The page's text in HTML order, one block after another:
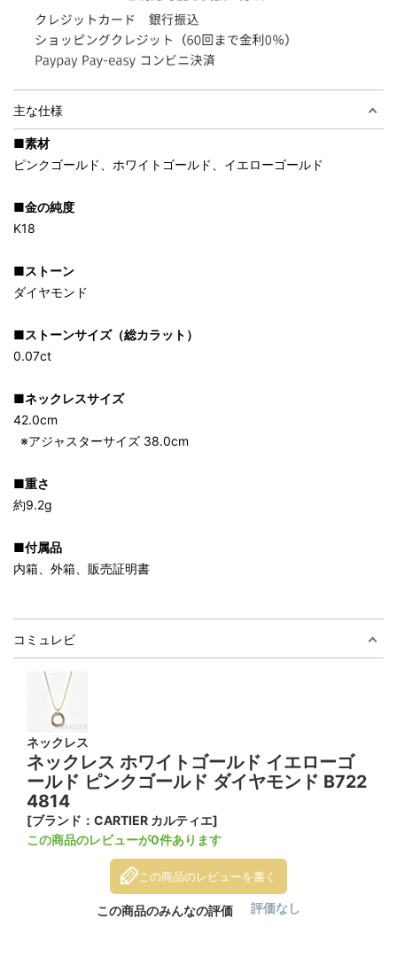
主な仕様
■素材
ピンクゴールド、ホワイトゴールド、イエローゴールド
■金の純度
K18
■ストーン
ダイヤモンド
■ストーンサイズ（総カラット）
0.07ct
■ネックレスサイズ
42.0cm
※アジャスターサイズ 38.0cm
■重さ
約9.2g
■付属品
内箱、外箱、販売証明書
コミュレビ
ネックレス
ネックレス ホワイトゴールド イエローゴ
ールド ピンクゴールド ダイヤモンド B722
4814
[ブランド：CARTIER カルティエ]
この商品のレビューが0件あります
この商品のレビューを書く
この商品のみんなの評価 評価なし